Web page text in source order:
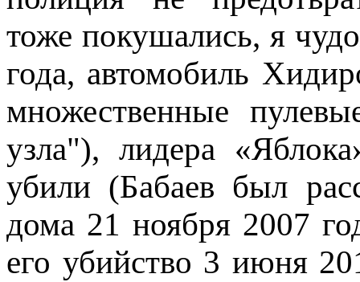
тоже покушались, я
года, автомобиль
множественные
узла"), лидера
убили (Бабаев был
дома 21 ноября 2007
его убийство 3 июня